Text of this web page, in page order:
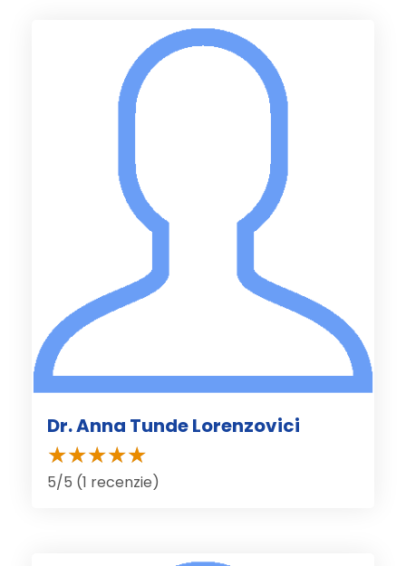
Dr. Anna Tunde Lorenzovici
5/5 (1 recenzie)